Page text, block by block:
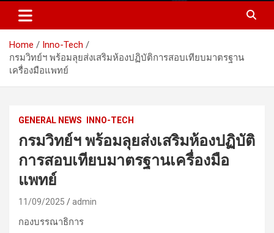
Home
Inno-Tech
กรมวิทย์ฯ พร้อมลุยส่งเสริมห้องปฏิบัติการสอบเทียบมาตรฐาน
เครื่องมือแพทย์
GENERAL NEWS INNO-TECH
กรมวิทย์ฯ พร้อมลุยส่งเสริมห้องปฏิบัติ
การสอบเทียบมาตรฐานเครื่องมือ
แพทย์
11/09/2025 admin
กองบรรณาธิการ